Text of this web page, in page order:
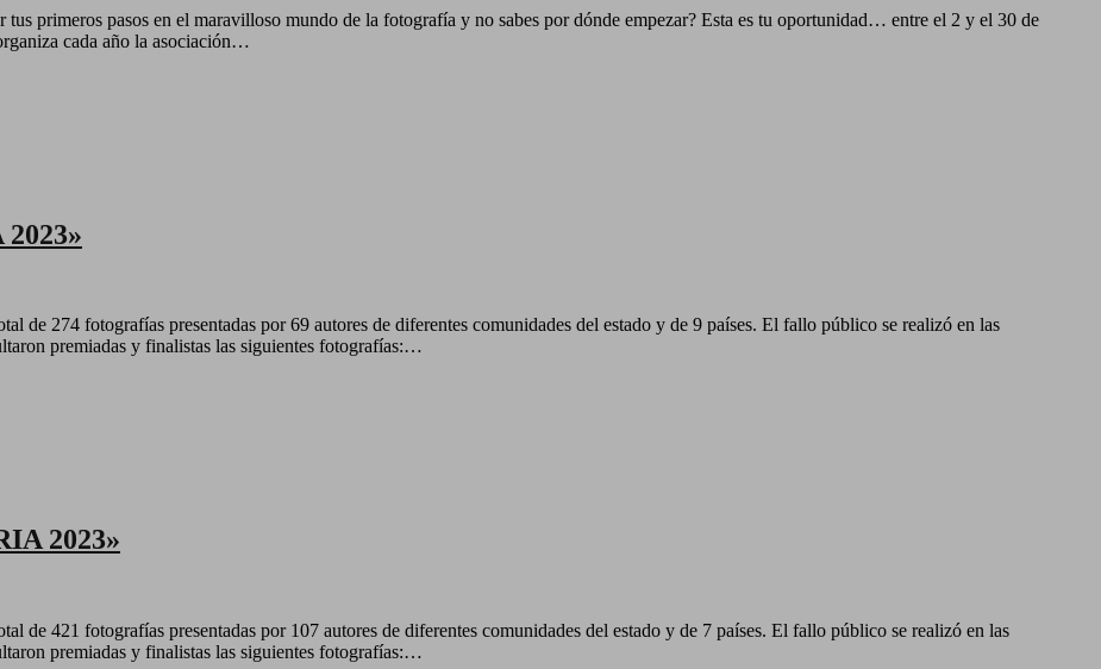
tus primeros pasos en el maravilloso mundo de la fotografía y no sabes por dónde empezar? Esta es tu oportunidad… entre el 2 y el 30 de
cada año la asociación…
de 274 fotografías presentadas por 69 autores de diferentes comunidades del estado y de 9 países. El fallo público se realizó en las
premiadas y finalistas las siguientes fotografías:…
2023»
de 421 fotografías presentadas por 107 autores de diferentes comunidades del estado y de 7 países. El fallo público se realizó en las
premiadas y finalistas las siguientes fotografías:…